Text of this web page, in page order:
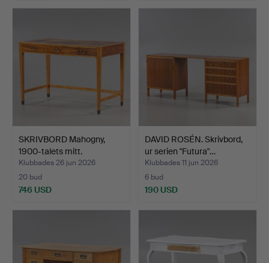
SKRIVBORD Mahogny,
1900-talets mitt.
Klubbades 26 jun 2026
20 bud
746 USD
DAVID ROSÉN. Skrivbord,
ur serien "Futura"…
Klubbades 11 jun 2026
6 bud
190 USD